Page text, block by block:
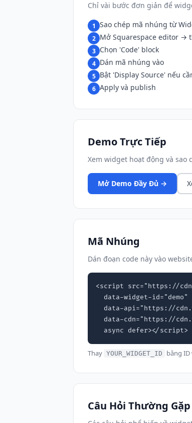
Chỉ vài bước đơn giản để
1 Sao chép mã nhúng từ
2 Mở Squarespace editor →
3 Chọn 'Code' block
4 Dán mã nhúng vào
5 Bật 'Display Source' nếu
6 Apply và publish
Demo Trực Tiếp
Xem widget hoạt động và sao
Mở Demo Đầy Đủ →
Mã Nhúng
Dán đoạn code này vào
<script src="https://
  async defer></script>
Thay YOUR_WIDGET_ID bằng
Câu Hỏi Thường Gặp